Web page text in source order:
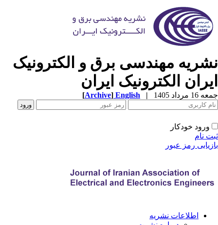
مهندسی برق و الکترونیک
الکترونیک ایران
مرداد 1405 |
English
[Archive]
ورود خودکار
نام
رمز عبور
اطلاعات نشریه